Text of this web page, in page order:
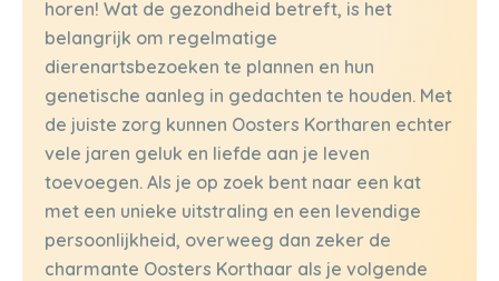
horen! Wat de gezondheid betreft, is het
belangrijk om regelmatige
dierenartsbezoeken te plannen en hun
genetische aanleg in gedachten te houden. Met
de juiste zorg kunnen Oosters Kortharen echter
vele jaren geluk en liefde aan je leven
toevoegen. Als je op zoek bent naar een kat
met een unieke uitstraling en een levendige
persoonlijkheid, overweeg dan zeker de
charmante Oosters Korthaar als je volgende